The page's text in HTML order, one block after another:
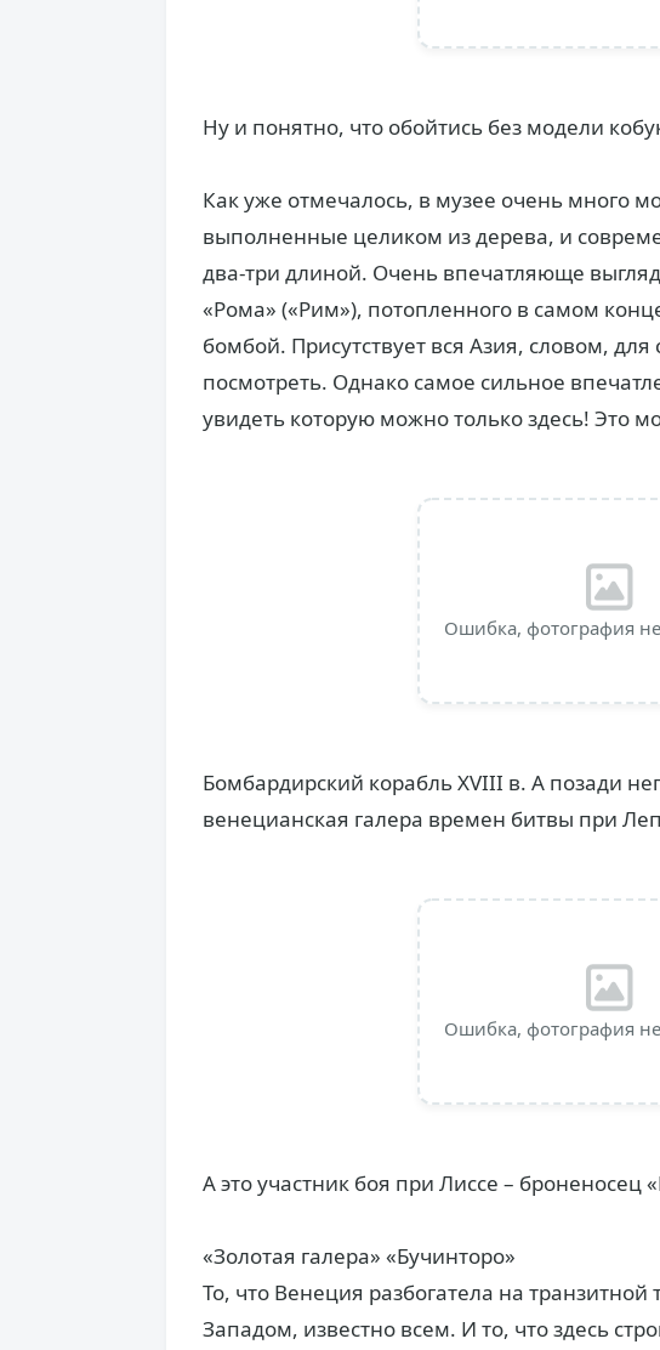
Ну и понятно, что обойтись без модели
Как уже отмечалось, в музее очень много
выполненные целиком из дерева, и
два-три длиной. Очень впечатляюще
«Рома» («Рим»), потопленного в самом
бомбой. Присутствует вся Азия, словом, для
посмотреть. Однако самое сильное
увидеть которую можно только здесь! Это
Ошибка, фотография
Бомбардирский корабль XVIII в. А позади
венецианская галера времен битвы при
Ошибка, фотография
А это участник боя при Лиссе – броненосец
«Золотая галера» «Бучинторо»
То, что Венеция разбогатела на
Западом, известно всем. И то, что здесь